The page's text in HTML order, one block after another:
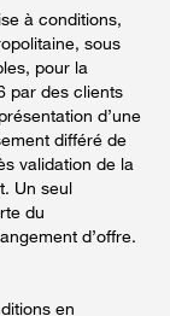
à conditions,
sous
pour la
par des clients
d’une
différé de
validation de la
Un seul
du
d’offre.
en